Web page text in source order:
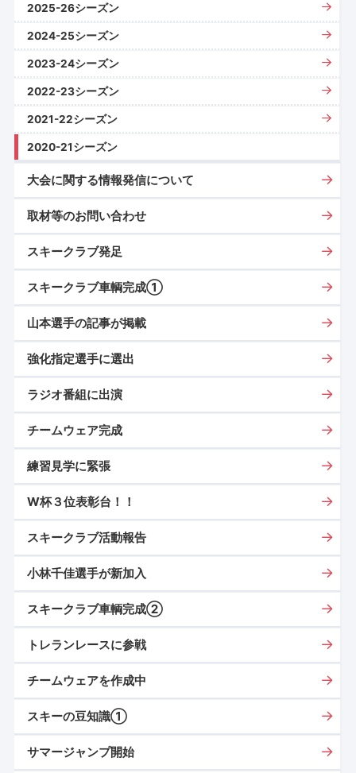
2025-26シーズン
2024-25シーズン
2023-24シーズン
2022-23シーズン
2021-22シーズン
2020-21シーズン
大会に関する情報発信について
取材等のお問い合わせ
スキークラブ発足
スキークラブ車輌完成①
山本選手の記事が掲載
強化指定選手に選出
ラジオ番組に出演
チームウェア完成
練習見学に緊張
W杯３位表彰台！！
スキークラブ活動報告
小林千佳選手が新加入
スキークラブ車輌完成②
トレランレースに参戦
チームウェアを作成中
スキーの豆知識①
サマージャンプ開始